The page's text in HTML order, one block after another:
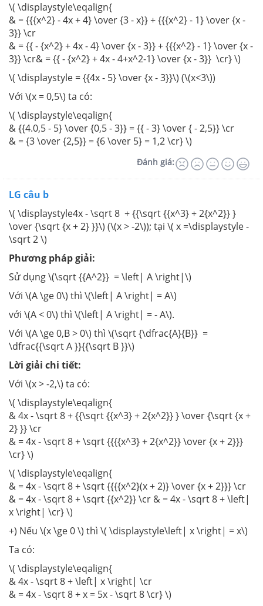
\( \displaystyle\eqalign{
& = {{{x^2} - 4x + 4} \over {3 - x}} + {{{x^2} - 1} \over {x -
3}} \cr
& = {{ - {x^2} + 4x - 4} \over {x - 3}} + {{{x^2} - 1} \over {x -
3}} \cr& = {{ - {x^2} + 4x - 4+x^2-1} \over {x - 3}} \cr} \)
\( \displaystyle = {{4x - 5} \over {x - 3}}\) (\(x<3\))
Với \(x = 0,5\) ta có:
\( \displaystyle\eqalign{
& {{4.0,5 - 5} \over {0,5 - 3}} = {{ - 3} \over { - 2,5}} \cr
& = {3 \over {2,5}} = {6 \over 5} = 1,2 \cr} \)
Đánh giá:
LG câu b
\( \displaystyle4x - \sqrt 8 + {{\sqrt {{x^3} + 2{x^2}} }
\over {\sqrt {x + 2} }}\) (\(x > -2\)); tại \( x =\displaystyle -
\sqrt 2 \)
Phương pháp giải:
Sử dụng \(\sqrt {{A^2}} = \left| A \right|\)
Với \(A \ge 0\) thì \(\left| A \right| = A\)
với \(A < 0\) thì \(\left| A \right| = - A\).
Với \(A \ge 0,B > 0\) thì \(\sqrt {\dfrac{A}{B}} =
\dfrac{{\sqrt A }}{{\sqrt B }}\)
Lời giải chi tiết:
Với \(x > -2,\) ta có:
\( \displaystyle\eqalign{
& 4x - \sqrt 8 + {{\sqrt {{x^3} + 2{x^2}} } \over {\sqrt {x +
2} }} \cr
& = 4x - \sqrt 8 + \sqrt {{{{x^3} + 2{x^2}} \over {x + 2}}}
\cr} \)
\( \displaystyle\eqalign{
& = 4x - \sqrt 8 + \sqrt {{{{x^2}(x + 2)} \over {x + 2}}} \cr
& = 4x - \sqrt 8 + \sqrt {{x^2}} \cr & = 4x - \sqrt 8 + \left|
x \right| \cr} \)
+) Nếu \(x \ge 0 \) thì \( \displaystyle\left| x \right| = x\)
Ta có:
\( \displaystyle\eqalign{
& 4x - \sqrt 8 + \left| x \right| \cr
& = 4x - \sqrt 8 + x = 5x - \sqrt 8 \cr} \)